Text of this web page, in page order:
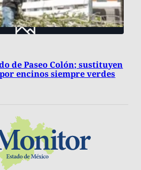
de Paseo Colón; sustituyen
encinos siempre verdes